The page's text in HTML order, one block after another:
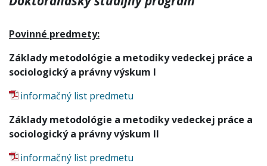
Povinné predmety:
Základy metodológie a metodiky vedeckej práce a
sociologický a právny výskum I
informačný list predmetu
Základy metodológie a metodiky vedeckej práce a
sociologický a právny výskum II
informačný list predmetu